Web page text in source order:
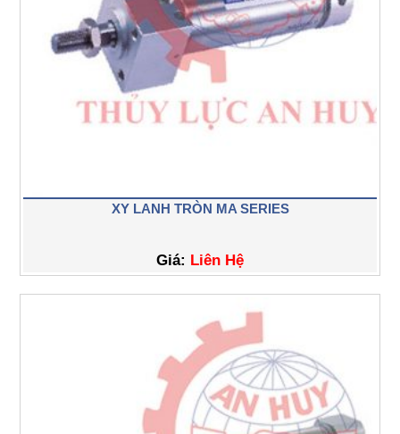
XY LANH TRÒN MA SERIES
Giá: Liên Hệ